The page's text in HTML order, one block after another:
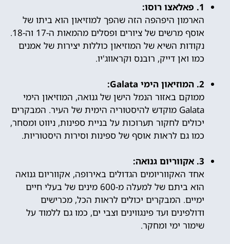
1. פאלאצו רוסו:
הארמון היפהפה הזה שהפך למוזיאון הוא ביתו של
אוסף מרשים של ציורים ופסלים מהמאות ה-17 וה-18.
נקודות השיא של המוזיאון כוללות יצירות של אמנים
כמו ואן דייק, רובנס וקראווג'יו.
2. המוזיאון הימי Galata:
ממוקם באזור הנמל הישן של גנואה, המוזיאון הימי
Galata מוקדש להיסטוריה הימית של העיר. המבקרים
יכולים לחקור תערוכות על בניית ספינות, ניווט ומסחר,
כמו גם לראות אוסף של ספינות וסירות היסטוריות.
3. אקווריום גנואה:
אחד האקווריומים הגדולים באירופה, אקווריום גנואה
הוא ביתם של למעלה מ-600 מינים של בעלי חיים
ימיים. המבקרים יכולים לראות הכל, מכרישים
ודולפינים ועד פינגווינים וצבי ים, כמו גם ללמוד על
שימור ימי ומחקר.